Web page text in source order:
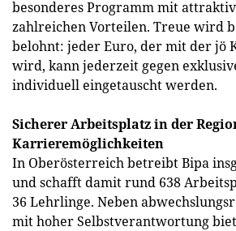
besonderes Programm mit
zahlreichen Vorteilen. Treue wird
belohnt: jeder Euro, der mit der jö
wird, kann jederzeit gegen
individuell eingetauscht werden.
Sicherer Arbeitsplatz in der
Karrieremöglichkeiten
In Oberösterreich betreibt Bipa
und schafft damit rund 638
36 Lehrlinge. Neben
mit hoher Selbstverantwortung